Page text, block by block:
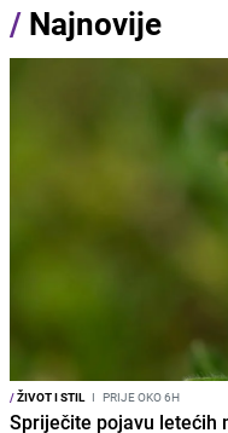
/ Najnovije
/ŽIVOT I STIL I PRIJE OKO 6H
Spriječite pojavu letećih